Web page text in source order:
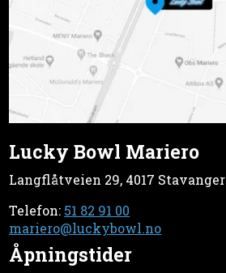
Lucky Bowl Mariero
Langflåtveien 29, 4017 Stavanger
Telefon: 51 82 91 00
mariero@luckybowl.no
Åpningstider